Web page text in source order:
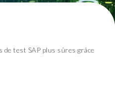
test SAP plus sûres grâce